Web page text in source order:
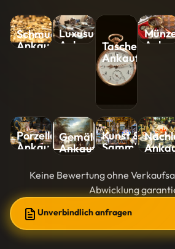
Schmuck-
Ankauf
Luxusuhren-
Ankauf
Taschenuhren-
Ankauf
Porzellan-
Ankauf
Gemälde-
Ankauf
Kunst &
Sammlungen-
Keine Bewertung ohne
Abwicklung
Unverbindlich anfragen